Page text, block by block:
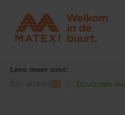
Lees meer over:
Alle artikels
Duurzaam